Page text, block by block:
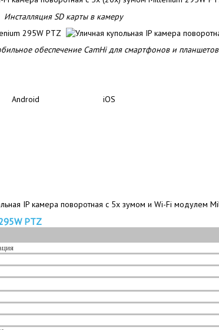
Инсталляция SD карты в камеру
обеспечение CamHi для смартфонов и планшетов
Android iOS
PTZ